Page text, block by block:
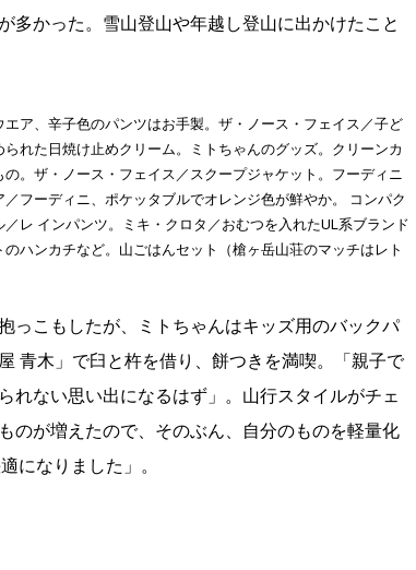
多かった。雪山登山や年越し登山に出かけたこと
ア、辛子色のパンツはお手製。ザ・ノース・フェイス／子ど
れた日焼け止めクリーム。ミトちゃんのグッズ。クリーンカ
。ザ・ノース・フェイス／スクープジャケット。フーディニ
フーディニ、ポケッタブルでオレンジ色が鮮やか。 コンパク
レ インパンツ。ミキ・クロタ／おむつを入れたUL系ブランド
ハンカチなど。山ごはんセット（槍ヶ岳山荘のマッチはレト
っこもしたが、ミトちゃんはキッズ用のバックパ
青木」で臼と杵を借り、餅つきを満喫。「親子で
れない思い出になるはず」。山行スタイルがチェ
のが増えたので、そのぶん、自分のものを軽量化
になりました」。